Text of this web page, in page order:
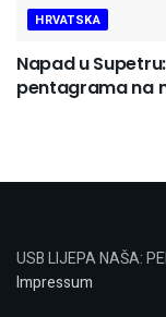
HRVATSKA
Napad u
pentagrama na
USB LIJEPA NAŠA:
Impressum